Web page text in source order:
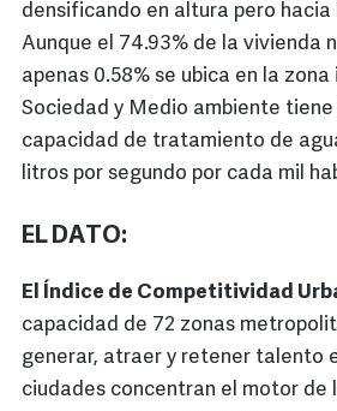
densificando en altura pero hacia
Aunque el 74.93% de la vivienda
apenas 0.58% se ubica en la zona
Sociedad y Medio ambiente tiene
capacidad de tratamiento de
litros por segundo por cada mil
EL DATO:
El Índice de Competitividad
capacidad de 72 zonas
generar, atraer y retener talento
ciudades concentran el motor de